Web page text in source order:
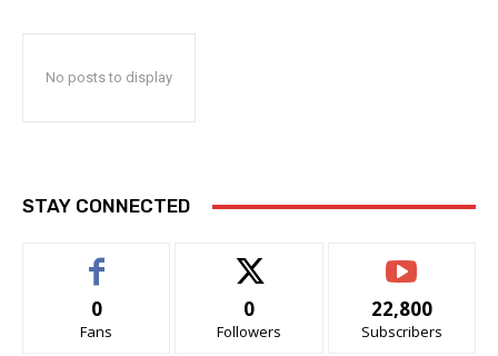
No posts to display
STAY CONNECTED
0
Fans
0
Followers
22,800
Subscribers